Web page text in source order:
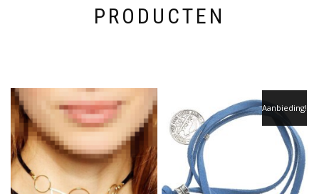
PRODUCTEN
Aanbieding!